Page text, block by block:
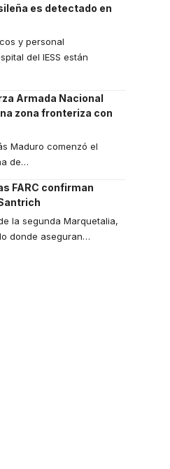
es detectado en
y personal
del IESS están
Armada Nacional
zona fronteriza con
Maduro comenzó el
de…
FARC confirman
la segunda Marquetalia,
donde aseguran…